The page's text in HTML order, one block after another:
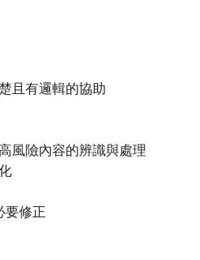
且有邏輯的協助
風險內容的辨識與處理
要修正